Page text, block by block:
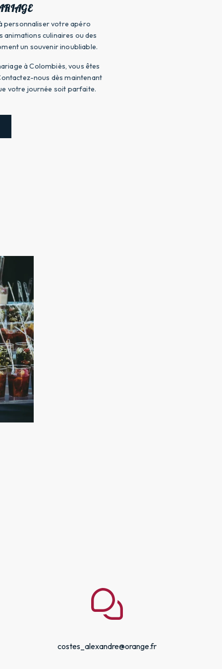
personnaliser votre apéro
culinaires ou des
un souvenir inoubliable.
à Colombiès, vous êtes
nous dès maintenant
votre journée soit parfaite.
costes_alexandre@orange.fr